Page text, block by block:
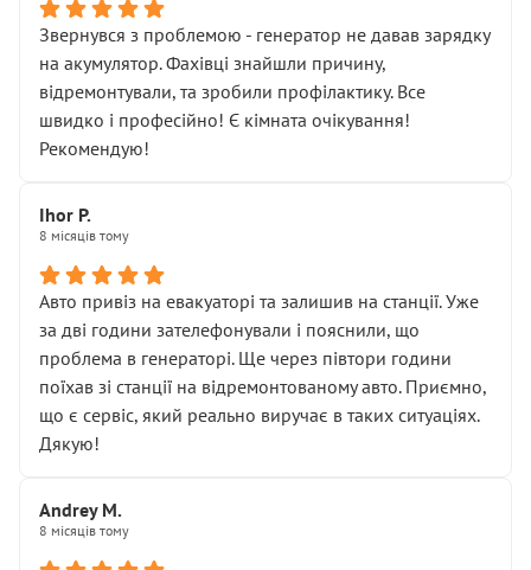
послуга. Тим більше, я був поруч і жодної реальної
діагностики ходової не проводилось. Після
зауваження гроші за цю “послугу” повернули, що
лише підтвердило мою правоту.
Але головне — я виїжджаю з боксу, і скрип у гальмах
залишився таким самим, як і був. Тобто оплачена
Далі ситуація тільки погіршилась:
• сказали, що тепер “потрібно знімати колеса”
• що біля авто стояти вже не можна
• почали озвучувати купу додаткових робіт без
чіткого пояснення
( ну все зняли та доробили) дякую!
Окремий момент, який виглядає абсурдно:
мені заявили, що бачок гальмівної рідини потрібно
міняти разом із головним гальмівним циліндром у
Для людини, яка хоча б трохи розуміється на техніці,
це звучить як мінімум непрофесійно, а як максимум —
спроба продати дорогий вузол замість елементарних
Звернувся з проблемою - генератор не давав зарядку
на акумулятор. Фахівці знайшли причину,
відремонтували, та зробили профілактику. Все
швидко і професійно! Є кімната очікування!
Рекомендую!
Ihor P.
8 місяців тому
Авто привіз на евакуаторі та залишив на станції. Уже
за дві години зателефонували і пояснили, що
проблема в генераторі. Ще через півтори години
поїхав зі станції на відремонтованому авто. Приємно,
що є сервіс, який реально виручає в таких ситуаціях.
Дякую!
Andrey M.
8 місяців тому